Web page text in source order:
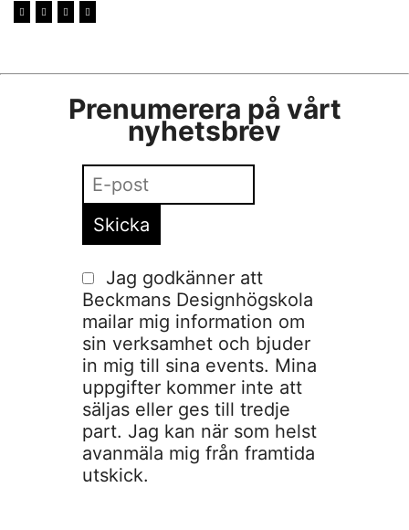
Prenumerera på vårt
nyhetsbrev
Jag godkänner att
Beckmans Designhögskola
mailar mig information om
sin verksamhet och bjuder
in mig till sina events. Mina
uppgifter kommer inte att
säljas eller ges till tredje
part. Jag kan när som helst
avanmäla mig från framtida
utskick.